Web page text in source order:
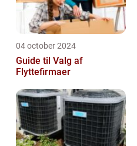
04 october 2024
Guide til Valg af
Flyttefirmaer